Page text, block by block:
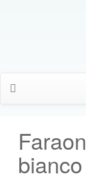
bianco